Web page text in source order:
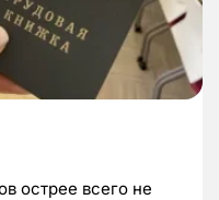
острее всего не